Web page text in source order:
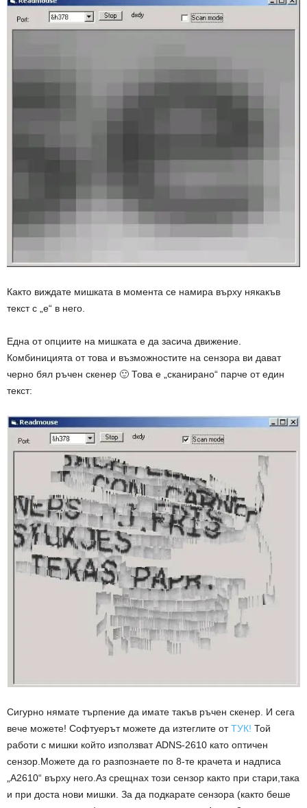
Както виждате мишката в момента се намира върху някакъв
текст с „е“ в него.
Една от опциите на мишката е да засича движение.
Комбиницията от това и възможностите на сензора ви дават
черно бял ръчен скенер 🙂 Това е „сканирано“ парче от един
текст:
Сигурно нямате търпение да имате такъв ръчен скенер. И сега
вече можете! Софтуерът можете да изтеглите отТУК! Той
работи с мишки който използват ADNS-2610 като оптичен
сензор.Можете да го разпознаете по 8-те крачета и надписа
„A2610“ върху него.Аз срещнах този сензор както при стари,така
и при доста нови мишки. За да подкарате сензора (както беше